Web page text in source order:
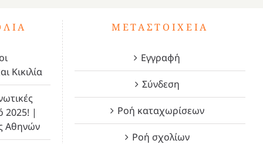
Κικιλία
2025! |
Αθηνών
ΜΕΤΑΣΤΟΙΧΕΊΑ
Εγγραφή
Σύνδεση
Ροή καταχωρίσεων
Ροή σχολίων